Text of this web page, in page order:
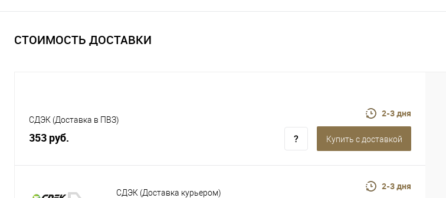
СТОИМОСТЬ ДОСТАВКИ
СДЭК (Доставка в ПВЗ)
353 руб.
2-3 дня
Купить c доставкой
СДЭК (Доставка курьером)
2-3 дня